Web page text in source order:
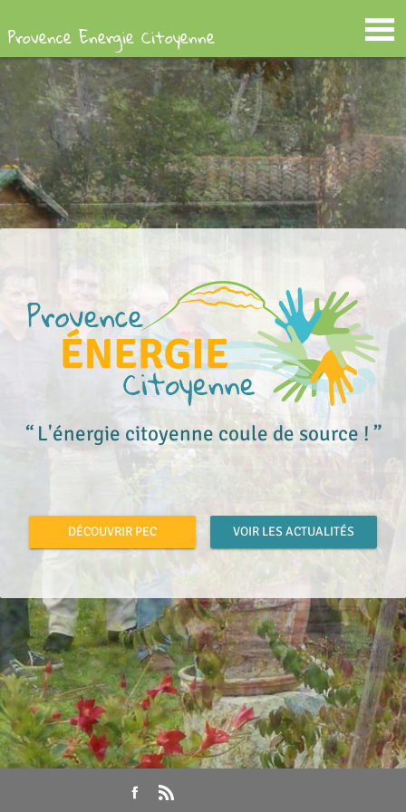
Provence Energie Citoyenne
L'énergie citoyenne coule de source !
DÉCOUVRIR PEC VOIR LES ACTUALITÉS